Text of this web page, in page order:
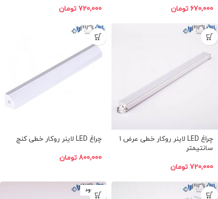
670,000 تومان 720,000 تومان
چراغ LED لاینر روکار خطی عرض 1
سانتیمتر
720,000 تومان
چراغ LED لاینر روکار خطی کنج
800,000 تومان
ناموجود